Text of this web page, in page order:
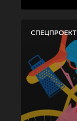
СПЕЦПРОЕКТ